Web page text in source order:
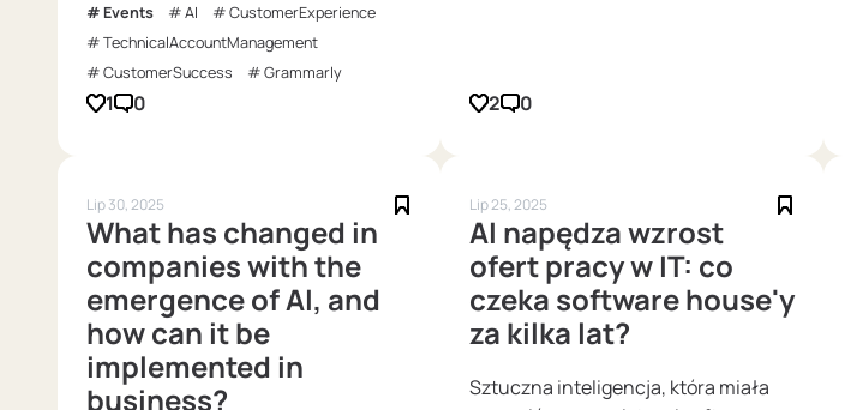
Events AI
CustomerExperience
TechnicalAccountManagement
CustomerSuccess
Grammarly
1 0 2 0
Lip 30, 2025
What has changed in
companies with the
emergence of AI, and
how can it be
implemented in
business?
Lip 25, 2025
AI napędza wzrost
ofert pracy w IT: co
czeka software house'y
za kilka lat?
Sztuczna inteligencja, która miała